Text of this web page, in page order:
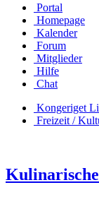
Portal
Homepage
Kalender
Forum
Mitglieder
Hilfe
Chat
Kongeriget
Freizeit /